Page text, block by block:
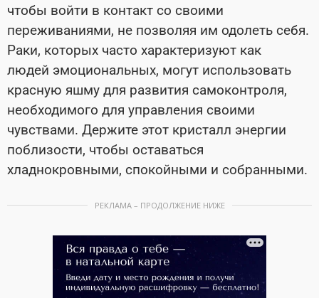
чтобы войти в контакт со своими
переживаниями, не позволяя им одолеть себя.
Раки, которых часто характеризуют как
людей эмоциональных, могут использовать
красную яшму для развития самоконтроля,
необходимого для управления своими
чувствами. Держите этот кристалл энергии
поблизости, чтобы оставаться
хладнокровными, спокойными и собранными.
РЕКЛАМА – ПРОДОЛЖЕНИЕ НИЖЕ